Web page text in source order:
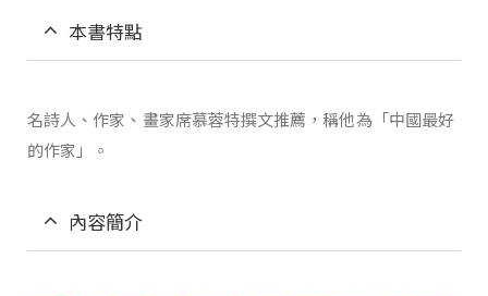
本書特點
名詩人、作家、畫家席慕蓉特撰文推薦，稱他為「中國最好
的作家」。
內容簡介